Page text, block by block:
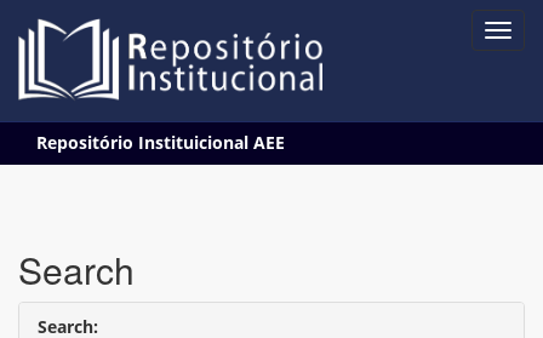
navigation
Repositório Instituicional AEE
Search
Search: